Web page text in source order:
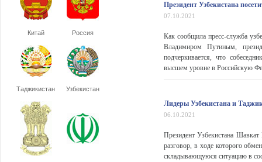
Китай Россия
Таджикистан Узбекистан
Президент Узбекистана
07.10.2021
Как сообщила пресс-служба
Владимиром Путиным,
подчеркивается, что
высшем уровне в Российскую
Лидеры Узбекистана и
06.10.2021
Президент Узбекистана
разговор, в ходе которого
складывающуюся ситуацию в